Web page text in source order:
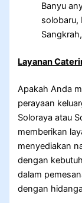
Banyu
solobaru,
Layanan
Apakah Anda
perayaan
Soloraya atau
memberikan
menyediakan
dengan
dalam
dengan